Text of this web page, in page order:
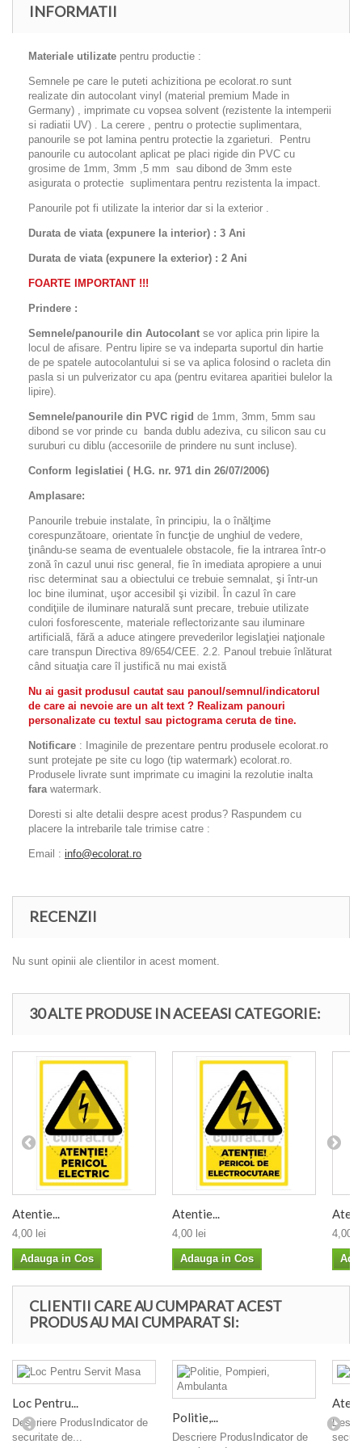
INFORMATII
Materiale utilizate pentru productie :
Semnele pe care le puteti achizitiona pe ecolorat.ro sunt
realizate din autocolant vinyl (material premium Made in
Germany) , imprimate cu vopsea solvent (rezistente la intemperii
si radiatii UV) . La cerere , pentru o protectie suplimentara,
panourile se pot lamina pentru protectie la zgarieturi. Pentru
panourile cu autocolant aplicat pe placi rigide din PVC cu
grosime de 1mm, 3mm ,5 mm sau dibond de 3mm este
asigurata o protectie suplimentara pentru rezistenta la impact.
Panourile pot fi utilizate la interior dar si la exterior .
Durata de viata (expunere la interior) : 3 Ani
Durata de viata (expunere la exterior) : 2 Ani
FOARTE IMPORTANT !!!
Prindere :
Semnele/panourile din Autocolant se vor aplica prin lipire la
locul de afisare. Pentru lipire se va indeparta suportul din hartie
de pe spatele autocolantului si se va aplica folosind o racleta din
pasla si un pulverizator cu apa (pentru evitarea aparitiei bulelor la
lipire).
Semnele/panourile din PVC rigid de 1mm, 3mm, 5mm sau
dibond se vor prinde cu banda dublu adeziva, cu silicon sau cu
suruburi cu diblu (accesoriile de prindere nu sunt incluse).
Conform legislatiei ( H.G. nr. 971 din 26/07/2006)
Amplasare:
Panourile trebuie instalate, în principiu, la o înălţime
corespunzătoare, orientate în funcţie de unghiul de vedere,
ţinându-se seama de eventualele obstacole, fie la intrarea într-o
zonă în cazul unui risc general, fie în imediata apropiere a unui
risc determinat sau a obiectului ce trebuie semnalat, şi într-un
loc bine iluminat, uşor accesibil şi vizibil. În cazul în care
condiţiile de iluminare naturală sunt precare, trebuie utilizate
culori fosforescente, materiale reflectorizante sau iluminare
artificială, fără a aduce atingere prevederilor legislaţiei naţionale
care transpun Directiva 89/654/CEE. 2.2. Panoul trebuie înlăturat
când situaţia care îl justifică nu mai există
Nu ai gasit produsul cautat sau panoul/semnul/indicatorul
de care ai nevoie are un alt text ? Realizam panouri
personalizate cu textul sau pictograma ceruta de tine.
Notificare : Imaginile de prezentare pentru produsele ecolorat.ro
sunt protejate pe site cu logo (tip watermark) ecolorat.ro.
Produsele livrate sunt imprimate cu imagini la rezolutie inalta
farawatermark.
Doresti si alte detalii despre acest produs? Raspundem cu
placere la intrebarile tale trimise catre :
Email : info@ecolorat.ro
RECENZII
Nu sunt opinii ale clientilor in acest moment.
30 ALTE PRODUSE IN ACEEASI CATEGORIE:
Atentie...
4,00 lei
Adauga in Cos
Atentie...
4,00 lei
Adauga in Cos
4,00
CLIENTII CARE AU CUMPARAT ACEST
PRODUS AU MAI CUMPARAT SI:
Loc Pentru...
Descriere ProdusIndicator de
securitate de...
Politie,...
Descriere ProdusIndicator de